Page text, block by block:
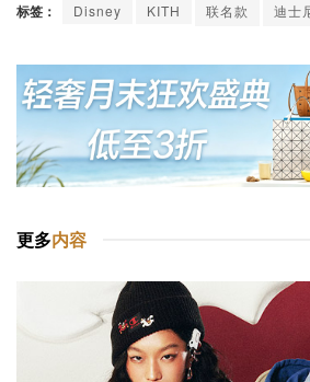
标签： Disney KITH 联名款 迪士
更多内容